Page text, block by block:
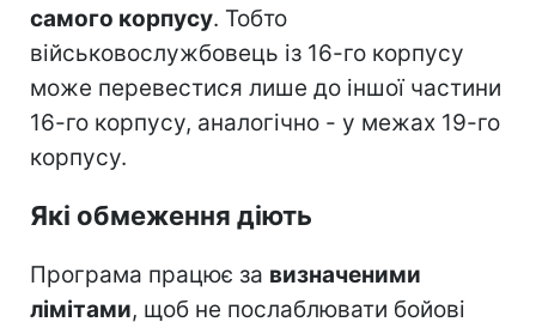
самого корпусу. Тобто
військовослужбовець із 16-го корпусу
може перевестися лише до іншої частини
16-го корпусу, аналогічно - у межах 19-го
корпусу.
Які обмеження діють
Програма працює за визначеними
лімітами, щоб не послаблювати бойові